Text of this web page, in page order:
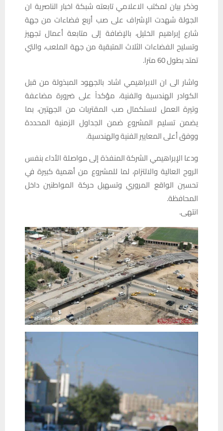
وذكر بيان لمكتب الاعلامي تابعته شبكة اخبار الناصرية ان
الجولة شهدت الإشراف على صب أربع فضاءات من جهة
شارع إبراهيم الخليل، بالإضافة إلى متابعة أعمال تجهيز
وتسليح الفضاءات الثلاث المتبقية من جهة الملعب، والتي
تمتد بطول 60 مترا.
واشار الى ان الابراهيمي اشاد بالجهود المبذولة من قبل
الكوادر الهندسية والفنية، مؤكداً على ضرورة مضاعفة
وتيرة العمل لاستكمال صب المقتربات من الجهتين، بما
يضمن تسليم المشروع ضمن الجداول الزمنية المحددة
ووفق أعلى المعايير الفنية والهندسية.
ودعا الإبراهيمي الشركة المنفذة إلى مواصلة الأداء بنفس
الروح العالية والالتزام، لما للمشروع من أهمية كبيرة في
تحسين الواقع المروري وتسهيل حركة المواطنين داخل
المحافظة.
انتهى.